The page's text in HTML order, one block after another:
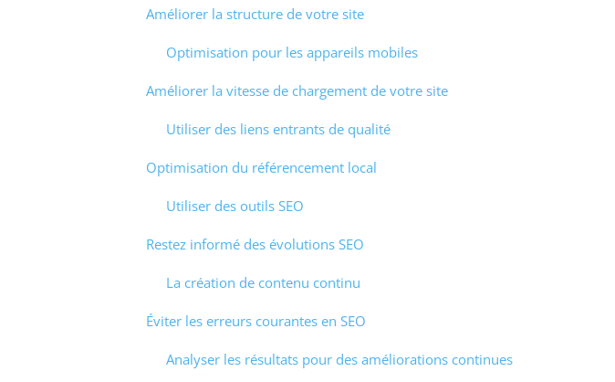
Améliorer la structure de votre site
Optimisation pour les appareils mobiles
Améliorer la vitesse de chargement de votre site
Utiliser des liens entrants de qualité
Optimisation du référencement local
Utiliser des outils SEO
Restez informé des évolutions SEO
La création de contenu continu
Éviter les erreurs courantes en SEO
Analyser les résultats pour des améliorations continues